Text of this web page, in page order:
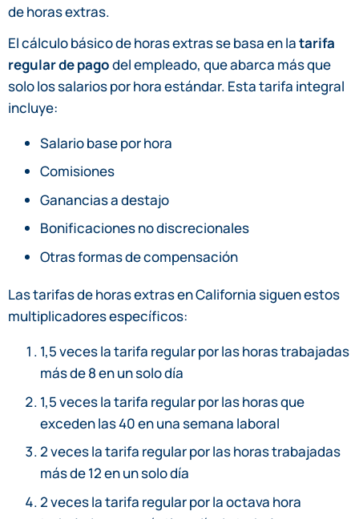
de horas extras.
El cálculo básico de horas extras se basa en latarifa
regular de pagodel empleado, que abarca más que
solo los salarios por hora estándar. Esta tarifa integral
incluye:
Salario base por hora
Comisiones
Ganancias a destajo
Bonificaciones no discrecionales
Otras formas de compensación
Las tarifas de horas extras en California siguen estos
multiplicadores específicos:
1,5 veces la tarifa regular por las horas trabajadas
más de 8 en un solo día
1,5 veces la tarifa regular por las horas que
exceden las 40 en una semana laboral
2 veces la tarifa regular por las horas trabajadas
más de 12 en un solo día
2 veces la tarifa regular por la octava hora